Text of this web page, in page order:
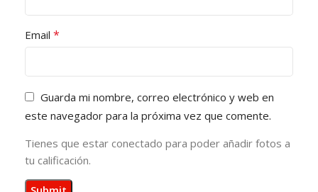
Email *
Guarda mi nombre, correo electrónico y web en
este navegador para la próxima vez que comente.
Tienes que estar conectado para poder añadir fotos a
tu calificación.